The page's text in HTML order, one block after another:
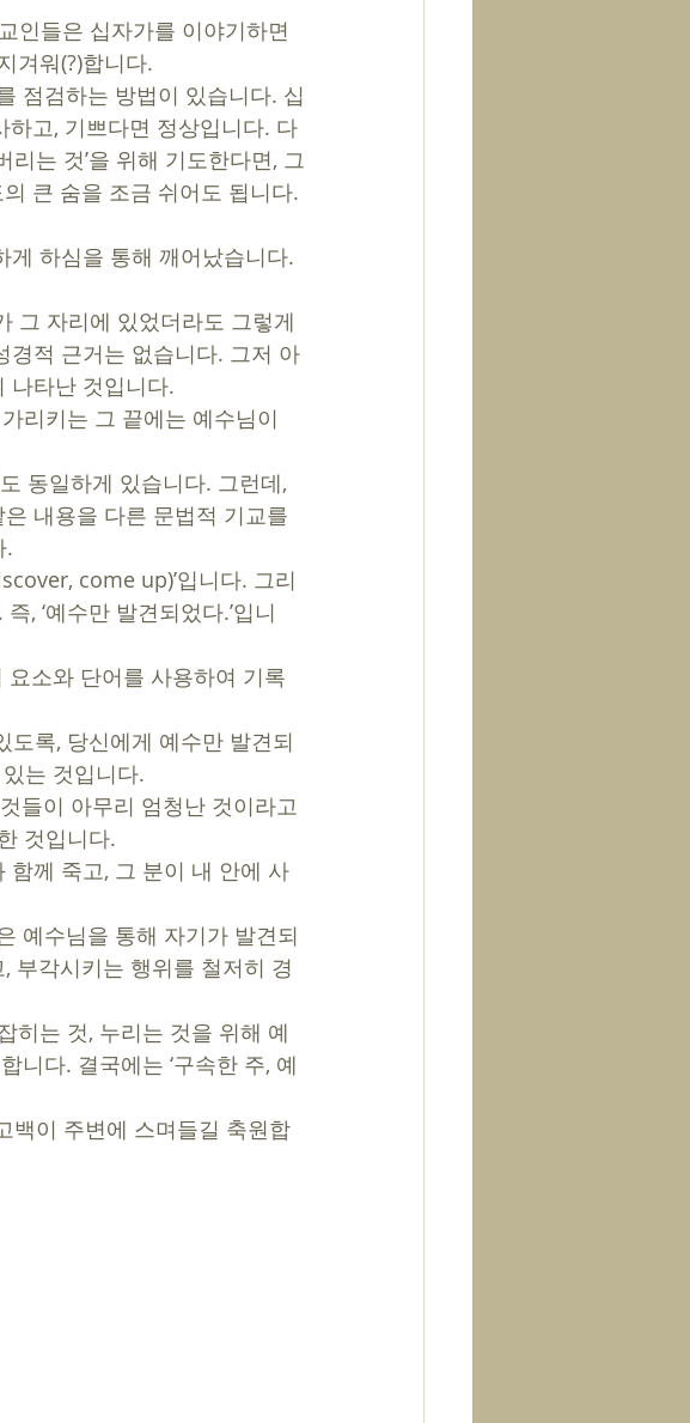
인들은 십자가를 이야기하면
겨워(?)합니다.
점검하는 방법이 있습니다. 십
하고, 기쁘다면 정상입니다. 다
는 것’을 위해 기도한다면, 그
큰 숨을 조금 쉬어도 됩니다.
게 하심을 통해 깨어났습니다.
그 자리에 있었더라도 그렇게
경적 근거는 없습니다. 그저 아
나타난 것입니다.
내용을 다른 문법적 기교를
.
come up)’입니다. 그리
, ‘예수만 발견되었다.’입니
소와 단어를 사용하여 기록
도록, 당신에게 예수만 발견되
는 것입니다.
들이 아무리 엄청난 것이라고
것입니다.
함께 죽고, 그 분이 내 안에 사
부각시키는 행위를 철저히 경
니다. 결국에는 ‘구속한 주, 예